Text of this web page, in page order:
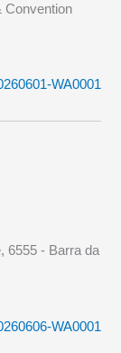
Convention
6555 - Barra da